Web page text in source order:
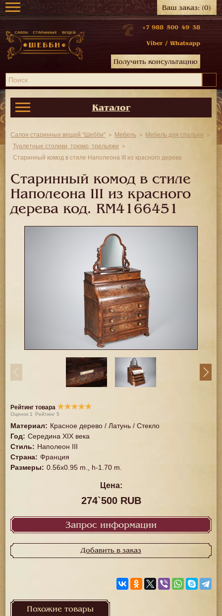
Ваш заказ:(0)
+7 988 500 49 38
Viber / Whatsapp
Получить консультацию
Каталог
Салон старинных вещей "Шебби" Мебель
Мебель для спальни
Туалетные столики, трюмо, трельяжи
Старинный комод в стиле Наполеона III из красного дерева
Старинный комод в стиле
Наполеона III из красного
дерева код. RM4166451
Рейтинг товара ★★★★★
Оценок 1 Рейтинг5
Материал: Красное дерево / Латунь / Стекло
Год: Середина XIX века
Стиль: Наполеон III
Страна: Франция
Размеры: 0.56x0.95 m., h-1.70 m.
Цена:
274`500 RUB
Запрос информации
Добавить в заказ
Похожие товары